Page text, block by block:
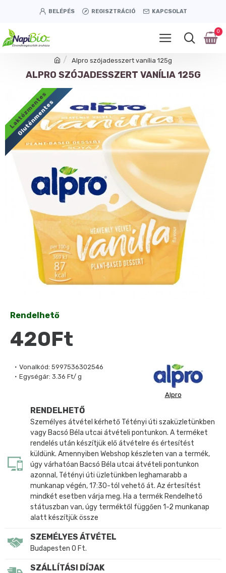
BELÉPÉS REGISZTRÁCIÓ KAPCSOLAT
0
Alpro szójadesszert vanília 125g
ALPRO SZÓJADESSZERT VANÍLIA 125G
Laktózmentes
Gluténmentes
Vonalkód: 5997536302546
Egységár: 3.36 Ft/ g
Alpro
Rendelhető
420Ft
RENDELHETŐ
Személyes átvétel kérhető Tétényi úti szaküzletünkben
vagy Bacsó Béla utcai átvételi pontunkon. A terméket
rendelés után készítjük elő átvételre és értesítést
küldünk. Amennyiben Webshop készleten van a termék,
úgy várhatóan Bacsó Béla utcai átvételi pontunkon
azonnal, Tétényi úti üzletünkben leghamarabb a
munkanap végén, 17:30-tól vehető át. Az értesítést
mindkét esetben várja meg. Ha a termék Rendelhető
státuszban van, úgy terméktől függően 1-2 munkanap
alatt készítjük össze
SZEMÉLYES ÁTVÉTEL
Budapesten 0 Ft.
SZÁLLÍTÁSI DÍJAK